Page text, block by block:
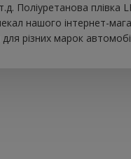
Поліуретанова
нашого інтернет-
різних марок